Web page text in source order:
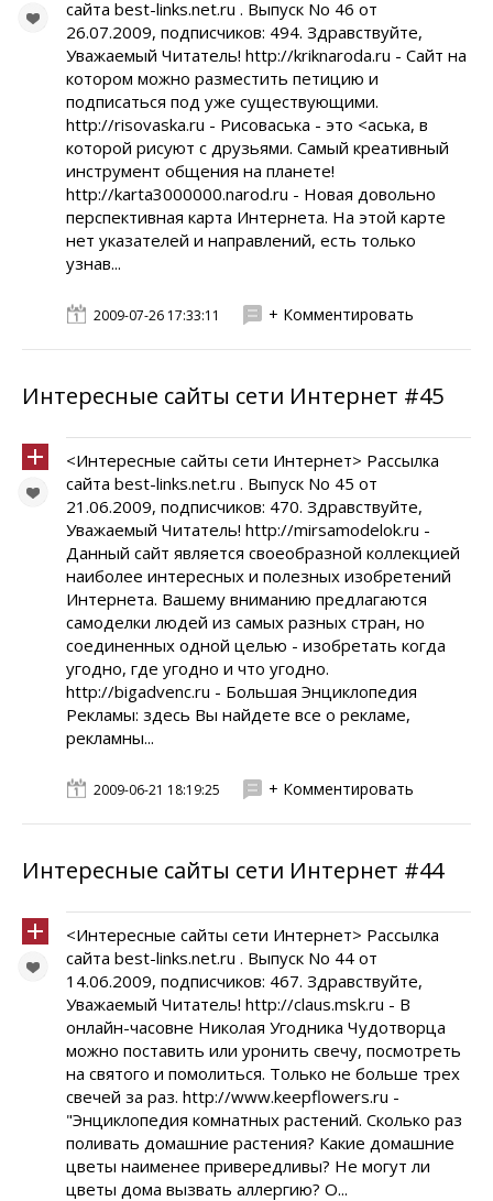
сайта best-links.net.ru . Выпуск No 46 от
26.07.2009, подписчиков: 494. Здравствуйте,
Уважаемый Читатель! http://kriknaroda.ru - Сайт на
котором можно разместить петицию и
подписаться под уже существующими.
http://risovaska.ru - Рисоваська - это <аська, в
которой рисуют с друзьями. Самый креативный
инструмент общения на планете!
http://karta3000000.narod.ru - Новая довольно
перспективная карта Интернета. На этой карте
нет указателей и направлений, есть только
узнав...
2009-07-26 17:33:11 + Комментировать
Интересные сайты сети Интернет #45
<Интересные сайты сети Интернет> Рассылка
сайта best-links.net.ru . Выпуск No 45 от
21.06.2009, подписчиков: 470. Здравствуйте,
Уважаемый Читатель! http://mirsamodelok.ru -
Данный сайт является своеобразной коллекцией
наиболее интересных и полезных изобретений
Интернета. Вашему вниманию предлагаются
самоделки людей из самых разных стран, но
соединенных одной целью - изобретать когда
угодно, где угодно и что угодно.
http://bigadvenc.ru - Большая Энциклопедия
Рекламы: здесь Вы найдете все о рекламе,
рекламны...
2009-06-21 18:19:25 + Комментировать
Интересные сайты сети Интернет #44
<Интересные сайты сети Интернет> Рассылка
сайта best-links.net.ru . Выпуск No 44 от
14.06.2009, подписчиков: 467. Здравствуйте,
Уважаемый Читатель! http://claus.msk.ru - В
онлайн-часовне Николая Угодника Чудотворца
можно поставить или уронить свечу, посмотреть
на святого и помолиться. Только не больше трех
свечей за раз. http://www.keepflowers.ru -
"Энциклопедия комнатных растений. Сколько раз
поливать домашние растения? Какие домашние
цветы наименее привередливы? Не могут ли
цветы дома вызвать аллергию? О...